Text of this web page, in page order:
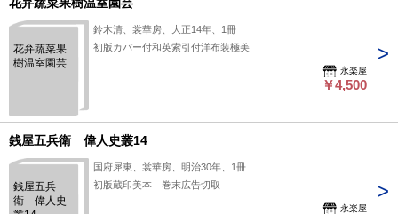
花弁蔬菜果
樹温室園芸
鈴木清、裳華房、大正14年、1冊
初版カバー付和英索引付洋布装極美
永楽屋
￥4,500
銭屋五兵衛 偉人史叢14
銭屋五兵
衛 偉人史
国府犀東、裳華房、明治30年、1冊
初版蔵印美本 巻末広告切取
永楽屋